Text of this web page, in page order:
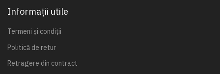
Informații utile
Termeni și condiții
Politică de retur
Retragere din contract